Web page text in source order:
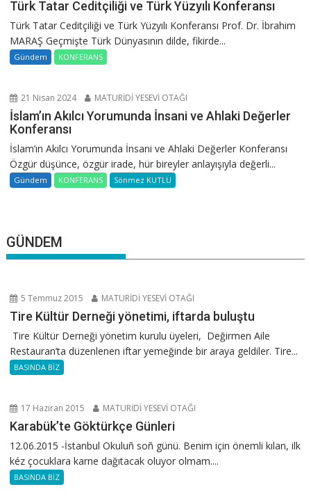
Türk Tatar Ceditçiliği ve Türk Yüzyılı Konferansı
Türk Tatar Ceditçiliği ve Türk Yüzyılı Konferansı Prof. Dr. İbrahim
MARAŞ Geçmişte Türk Dünyasının dilde, fikirde...
Gündem KONFERANS
21 Nisan 2024 MATURİDİ YESEVİ OTAĞI
İslam’ın Akılcı Yorumunda İnsani ve Ahlaki Değerler
Konferansı
İslam’ın Akılcı Yorumunda İnsani ve Ahlaki Değerler Konferansı
Özgür düşünce, özgür irade, hür bireyler anlayışıyla değerli...
Gündem KONFERANS Sönmez KUTLU
GÜNDEM
5 Temmuz 2015 MATURİDİ YESEVİ OTAĞI
Tire Kültür Derneği yönetimi, iftarda buluştu
Tire Kültür Derneği yönetim kurulu üyeleri, Değirmen Aile
Restauran’ta düzenlenen iftar yemeğinde bir araya geldiler. Tire...
BASINDA BİZ
17 Haziran 2015 MATURİDİ YESEVİ OTAĞI
Karabük’te Göktürkçe Günleri
12.06.2015 -İstanbul Okuluñ soñ günü. Benim için önemli kılan, ilk
kéz çocuklara karne dağıtacak oluyor olmam....
BASINDA BİZ